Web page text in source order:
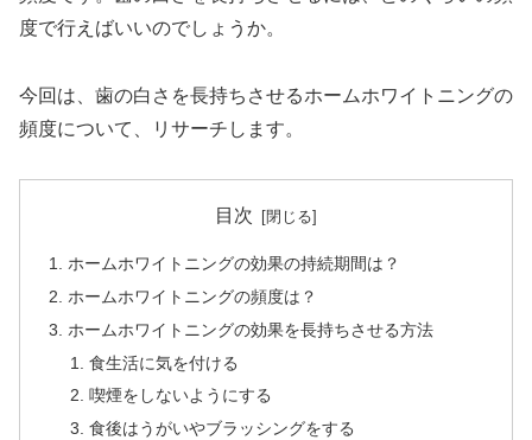
度で行えばいいのでしょうか。
今回は、歯の白さを長持ちさせるホームホワイトニングの
頻度について、リサーチします。
目次
ホームホワイトニングの効果の持続期間は？
ホームホワイトニングの頻度は？
ホームホワイトニングの効果を長持ちさせる方法
食生活に気を付ける
喫煙をしないようにする
食後はうがいやブラッシングをする